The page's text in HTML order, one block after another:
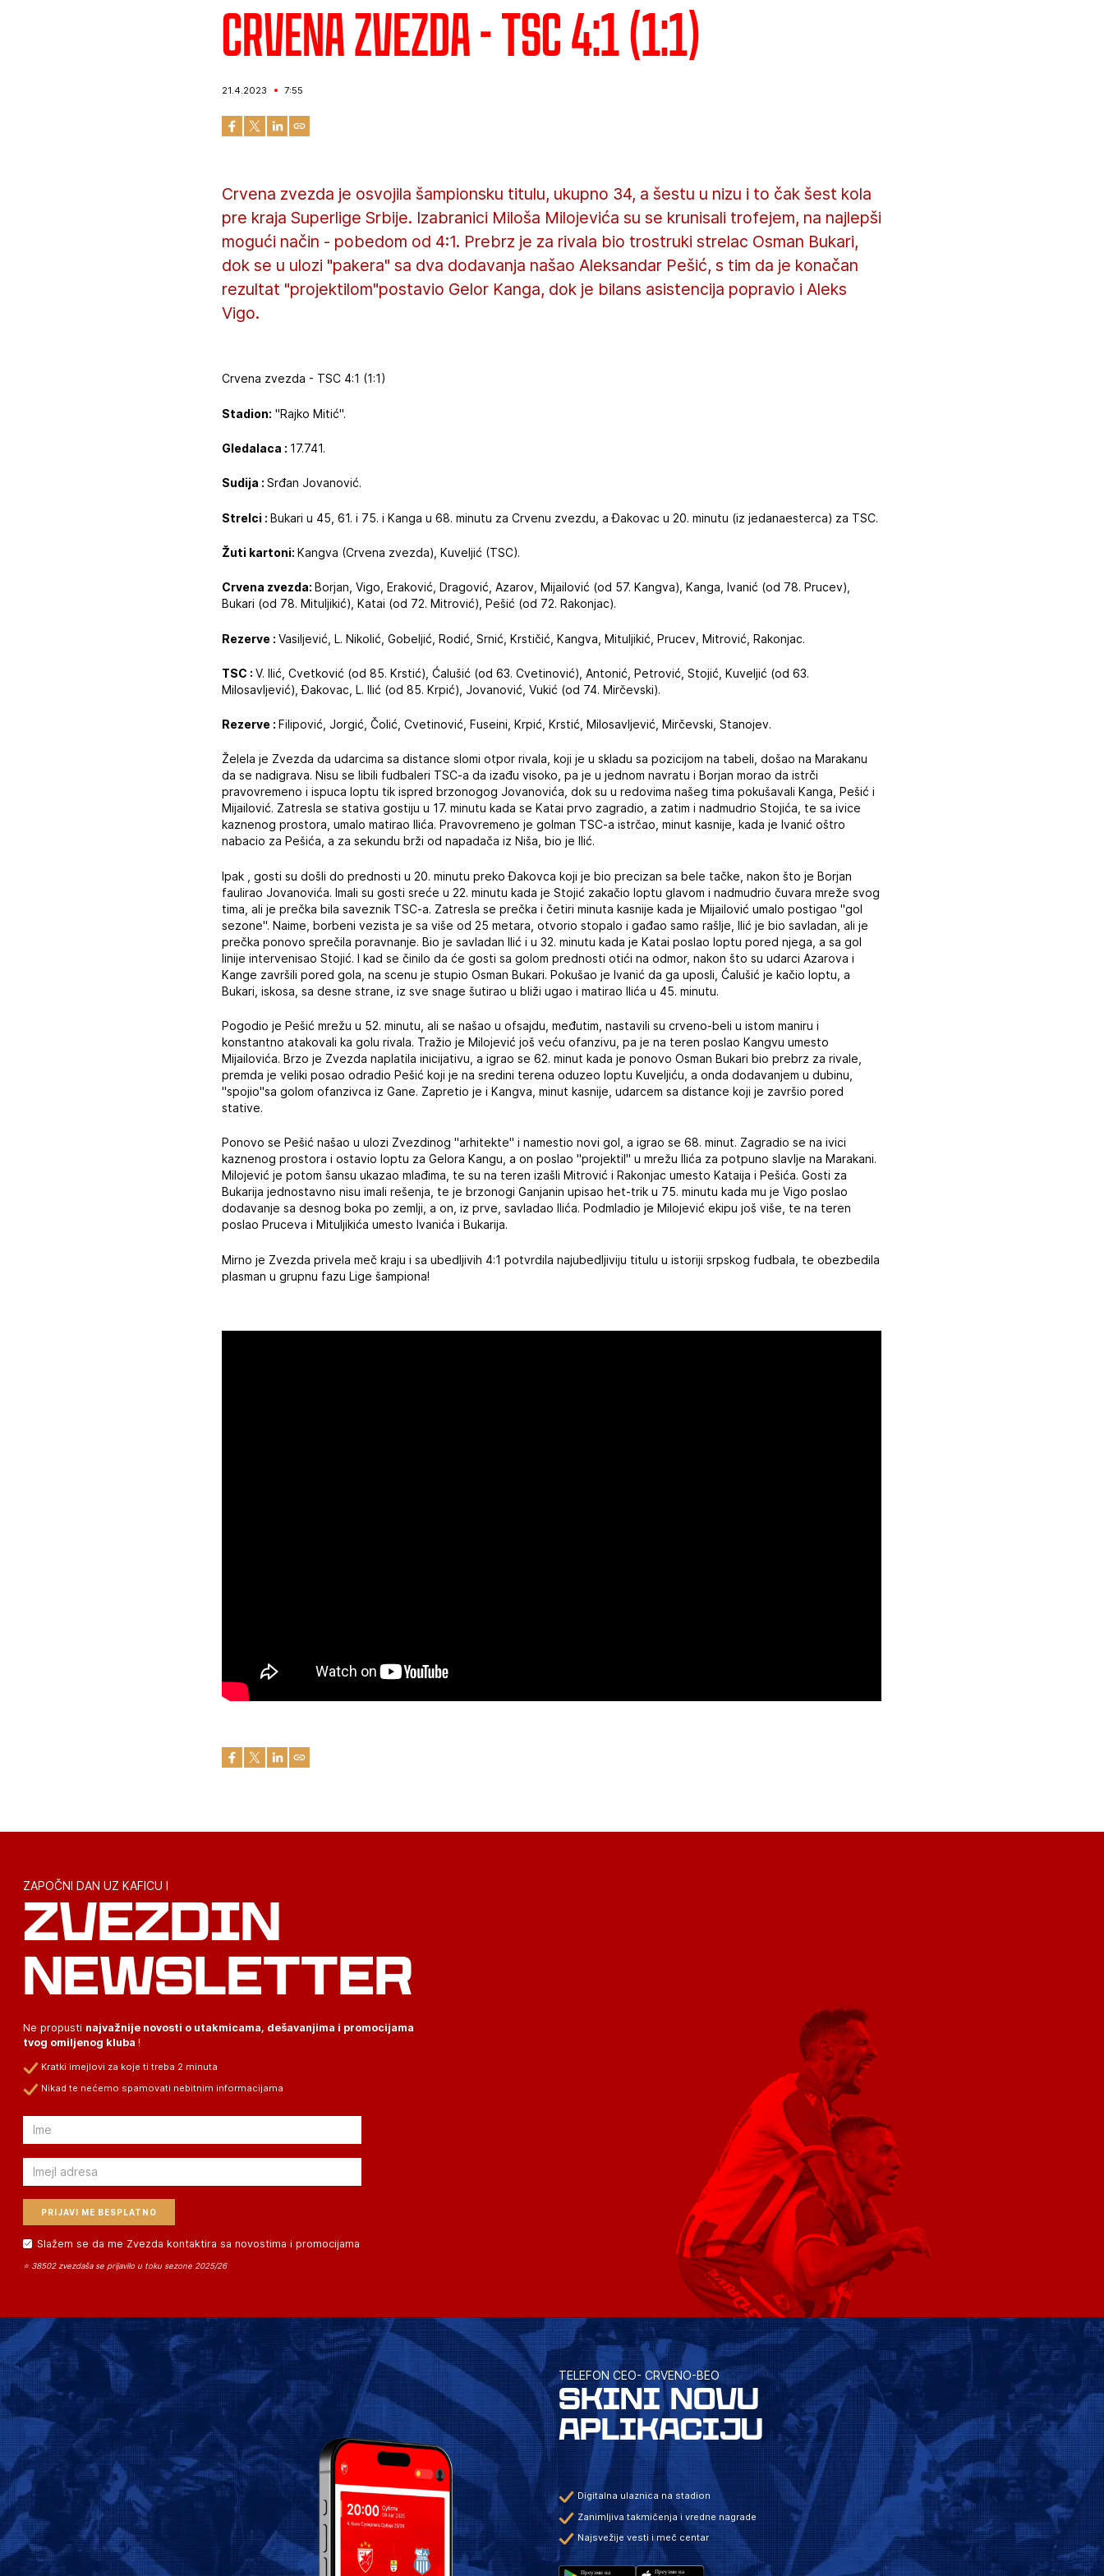
Crvena zvezda - TSC 4:1 (1:1)
21.4.2023 7:55
Crvena zvezda je osvojila šampionsku titulu, ukupno 34, a šestu u nizu i to čak šest kola
pre kraja Superlige Srbije. Izabranici Miloša Milojevića su se krunisali trofejem, na najlepši
mogući način - pobedom od 4:1. Prebrz je za rivala bio trostruki strelac Osman Bukari,
dok se u ulozi "pakera" sa dva dodavanja našao Aleksandar Pešić, s tim da je konačan
rezultat "projektilom"postavio Gelor Kanga, dok je bilans asistencija popravio i Aleks
Vigo.
Crvena zvezda - TSC 4:1 (1:1)
Stadion: "Rajko Mitić".
Gledalaca : 17.741.
Sudija :Srđan Jovanović.
Strelci :Bukari u 45, 61. i 75. i Kanga u 68. minutu za Crvenu zvezdu, a Đakovac u 20. minutu (iz jedanaesterca) za TSC.
Žuti kartoni:Kangva (Crvena zvezda), Kuveljić (TSC).
Crvena zvezda:Borjan, Vigo, Eraković, Dragović, Azarov, Mijailović (od 57. Kangva), Kanga, Ivanić (od 78. Prucev),
Bukari (od 78. Mituljikić), Katai (od 72. Mitrović), Pešić (od 72. Rakonjac).
Rezerve :Vasiljević, L. Nikolić, Gobeljić, Rodić, Srnić, Krstičić, Kangva, Mituljikić, Prucev, Mitrović, Rakonjac.
TSC :V. Ilić, Cvetković (od 85. Krstić), Ćalušić (od 63. Cvetinović), Antonić, Petrović, Stojić, Kuveljić (od 63.
Milosavljević), Đakovac, L. Ilić (od 85. Krpić), Jovanović, Vukić (od 74. Mirčevski).
Rezerve :Filipović, Jorgić, Čolić, Cvetinović, Fuseini, Krpić, Krstić, Milosavljević, Mirčevski, Stanojev.
Želela je Zvezda da udarcima sa distance slomi otpor rivala, koji je u skladu sa pozicijom na tabeli, došao na Marakanu
da se nadigrava. Nisu se libili fudbaleri TSC-a da izađu visoko, pa je u jednom navratu i Borjan morao da istrči
pravovremeno i ispuca loptu tik ispred brzonogog Jovanovića, dok su u redovima našeg tima pokušavali Kanga, Pešić i
Mijailović. Zatresla se stativa gostiju u 17. minutu kada se Katai prvo zagradio, a zatim i nadmudrio Stojića, te sa ivice
kaznenog prostora, umalo matirao Ilića. Pravovremeno je golman TSC-a istrčao, minut kasnije, kada je Ivanić oštro
nabacio za Pešića, a za sekundu brži od napadača iz Niša, bio je Ilić.
Ipak , gosti su došli do prednosti u 20. minutu preko Đakovca koji je bio precizan sa bele tačke, nakon što je Borjan
faulirao Jovanovića. Imali su gosti sreće u 22. minutu kada je Stojić zakačio loptu glavom i nadmudrio čuvara mreže svog
tima, ali je prečka bila saveznik TSC-a. Zatresla se prečka i četiri minuta kasnije kada je Mijailović umalo postigao "gol
sezone". Naime, borbeni vezista je sa više od 25 metara, otvorio stopalo i gađao samo rašlje, Ilić je bio savladan, ali je
prečka ponovo sprečila poravnanje. Bio je savladan Ilić i u 32. minutu kada je Katai poslao loptu pored njega, a sa gol
linije intervenisao Stojić. I kad se činilo da će gosti sa golom prednosti otići na odmor, nakon što su udarci Azarova i
Kange završili pored gola, na scenu je stupio Osman Bukari. Pokušao je Ivanić da ga uposli, Ćalušić je kačio loptu, a
Bukari, iskosa, sa desne strane, iz sve snage šutirao u bliži ugao i matirao Ilića u 45. minutu.
Pogodio je Pešić mrežu u 52. minutu, ali se našao u ofsajdu, međutim, nastavili su crveno-beli u istom maniru i
konstantno atakovali ka golu rivala. Tražio je Milojević još veću ofanzivu, pa je na teren poslao Kangvu umesto
Mijailovića. Brzo je Zvezda naplatila inicijativu, a igrao se 62. minut kada je ponovo Osman Bukari bio prebrz za rivale,
premda je veliki posao odradio Pešić koji je na sredini terena oduzeo loptu Kuveljiću, a onda dodavanjem u dubinu,
"spojio"sa golom ofanzivca iz Gane. Zapretio je i Kangva, minut kasnije, udarcem sa distance koji je završio pored
stative.
Ponovo se Pešić našao u ulozi Zvezdinog "arhitekte" i namestio novi gol, a igrao se 68. minut. Zagradio se na ivici
kaznenog prostora i ostavio loptu za Gelora Kangu, a on poslao "projektil" u mrežu Ilića za potpuno slavlje na Marakani.
Milojević je potom šansu ukazao mlađima, te su na teren izašli Mitrović i Rakonjac umesto Kataija i Pešića. Gosti za
Bukarija jednostavno nisu imali rešenja, te je brzonogi Ganjanin upisao het-trik u 75. minutu kada mu je Vigo poslao
dodavanje sa desnog boka po zemlji, a on, iz prve, savladao Ilića. Podmladio je Milojević ekipu još više, te na teren
poslao Pruceva i Mituljikića umesto Ivanića i Bukarija.
Mirno je Zvezda privela meč kraju i sa ubedljivih 4:1 potvrdila najubedljiviju titulu u istoriji srpskog fudbala, te obezbedila
plasman u grupnu fazu Lige šampiona!
ZAPOČNI DAN UZ KAFICU I
ZVEZDIN
NEWSLETTER
Ne propusti najvažnije novosti o utakmicama, dešavanjima i promocijama
tvog omiljenog kluba !
Kratki imejlovi za koje ti treba 2 minuta
Nikad te nećemo spamovati nebitnim informacijama
Email
Email
Slažem se da me Zvezda kontaktira sa novostima i promocijama
⭐ 38502 zvezdaša se prijavilo u toku sezone 2025/26
TELEFON CEO- CRVENO-BEO
SKINI NOVU
APLIKACIJU
Digitalna ulaznica na stadion
Zanimljiva takmičenja i vredne nagrade
Najsvežije vesti i meč centar